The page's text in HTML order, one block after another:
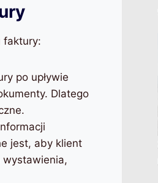
faktury:
po upływie
Dlatego
jest, aby klient
wystawienia,